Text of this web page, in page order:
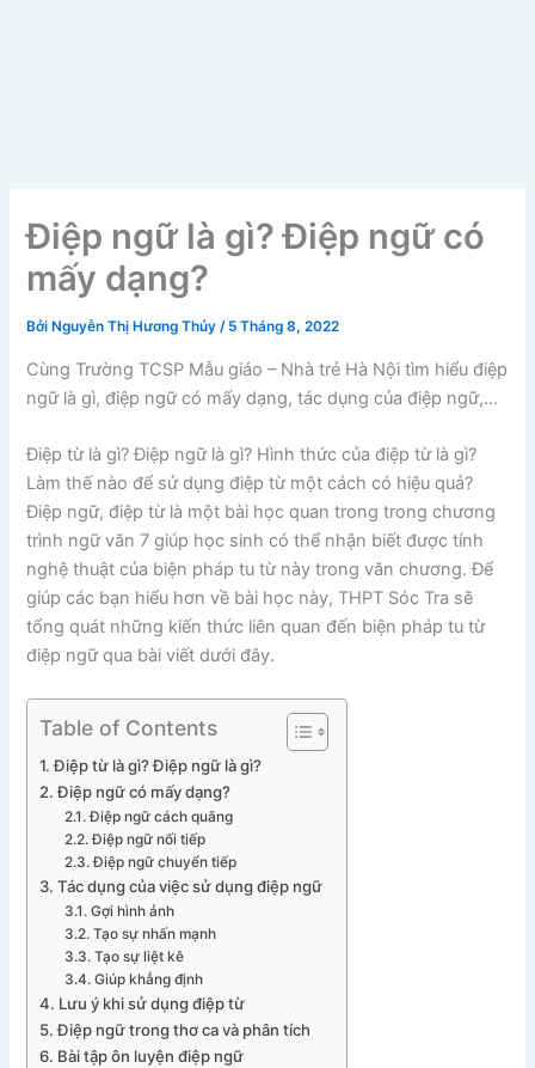
Điệp ngữ là gì? Điệp ngữ có
mấy dạng?
Bởi Nguyễn Thị Hương Thủy/ 5 Tháng 8, 2022
Cùng Trường TCSP Mẫu giáo – Nhà trẻ Hà Nội tìm hiểu điệp
ngữ là gì, điệp ngữ có mấy dạng, tác dụng của điệp ngữ,…
Điệp từ là gì? Điệp ngữ là gì? Hình thức của điệp từ là gì?
Làm thế nào để sử dụng điệp từ một cách có hiệu quả?
Điệp ngữ, điệp từ là một bài học quan trong trong chương
trình ngữ văn 7 giúp học sinh có thể nhận biết được tính
nghệ thuật của biện pháp tu từ này trong văn chương. Để
giúp các bạn hiểu hơn về bài học này, THPT Sóc Tra sẽ
tổng quát những kiến thức liên quan đến biện pháp tu từ
điệp ngữ qua bài viết dưới đây.
Table of Contents
Điệp từ là gì? Điệp ngữ là gì?
Điệp ngữ có mấy dạng?
Điệp ngữ cách quãng
Điệp ngữ nối tiếp
Điệp ngữ chuyển tiếp
Tác dụng của việc sử dụng điệp ngữ
Gợi hình ảnh
Tạo sự nhấn mạnh
Tạo sự liệt kê
Giúp khẳng định
Lưu ý khi sử dụng điệp từ
Điệp ngữ trong thơ ca và phân tích
Bài tập ôn luyện điệp ngữ